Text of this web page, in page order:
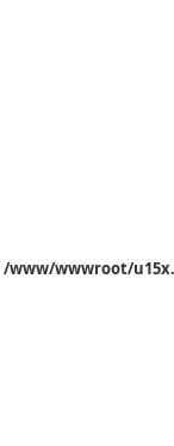
/www/wwwroot/